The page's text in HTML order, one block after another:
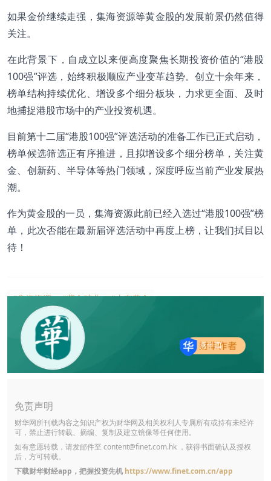
如果金价继续走强，集海资源等黄金股的发展前景仍然值得
关注。
在此背景下，自成立以来便高度聚焦长期投资价值的“港股
100强”评选，始终积极顺应产业变革趋势。创立十余年来，
榜单结构持续优化、增设多个细分板块，力求更全面、及时
地捕捉港股市场中的产业投资机遇。
目前第十二届“港股100强”评选活动的准备工作已正式启动，
榜单候选筛选正有序推进，且拟增设多个细分榜单，关注黄
金、创新药、半导体等热门领域，深度呼应当前产业发展热
潮。
作为黄金股的一员，集海资源此前已经入选过“港股100强”榜
单，此次否能在最新届评选活动中再度上榜，让我们拭目以
待！
#集海资源 #紫金矿业 #山东黄金
燕十四
免责声明
财华网所刊载内容之知识产权为财华网及相关权利人专属所有或持有未经许
可，禁止进行转载、摘编、复制及建立镜像等任何使用。
如有意愿转载，请发邮件至 content@finet.com.hk ，获得书面确认及授权
后，方可转载。
下载财华财经app，把握投资先机 https://www.finet.com.cn/app